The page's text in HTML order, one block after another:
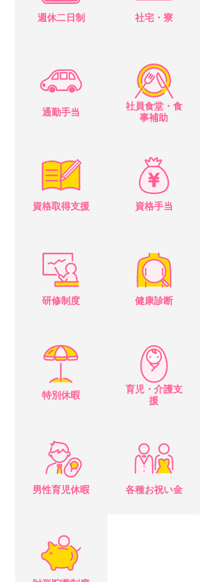
週休二日制 社宅・寮
通勤手当
社員食堂・食
事補助
資格取得支援 資格手当
研修制度 健康診断
特別休暇
育児・介護支
援
男性育児休暇 各種お祝い金